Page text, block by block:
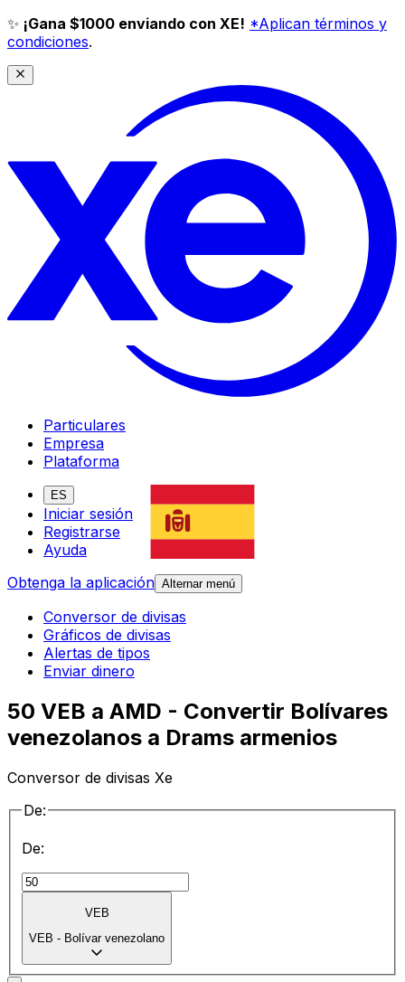
✨ ¡Gana $1000 enviando con XE! *Aplican términos y
condiciones.
Particulares
Empresa
Plataforma
ES
Iniciar sesión
Registrarse
Ayuda
Obtenga la aplicación Alternar menú
Conversor de divisas
Gráficos de divisas
Alertas de tipos
Enviar dinero
50 VEB a AMD - Convertir Bolívares
venezolanos a Drams armenios
Conversor de divisas Xe
De:
De:
VEB
VEB - Bolívar venezolano